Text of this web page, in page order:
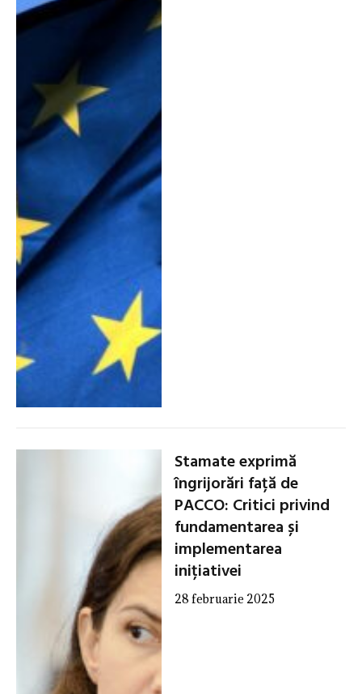
Stamate exprimă
îngrijorări față de
PACCO: Critici privind
fundamentarea și
implementarea
inițiativei
28 februarie 2025